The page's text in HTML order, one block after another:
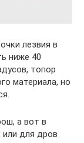
лезвия в
ниже 40
топор
материала, но
а вот в
или для дров